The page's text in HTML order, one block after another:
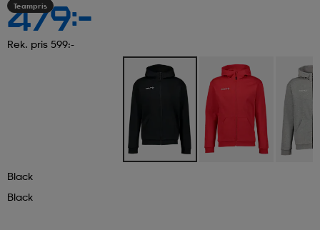
Teampris
479:-
Rek. pris 599:-
Black
Black